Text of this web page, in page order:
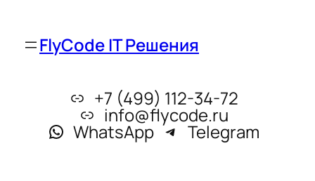
FlyCode IT Решения
+7 (499) 112-34-72
info@flycode.ru
WhatsApp Telegram